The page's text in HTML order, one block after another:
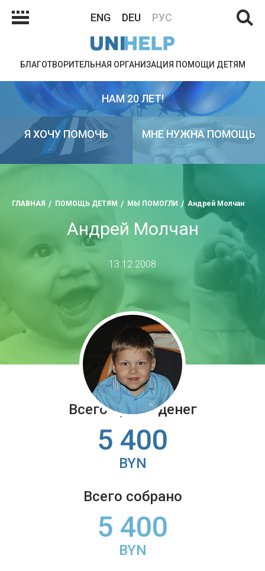
ENG DEU РУС
БЛАГОТВОРИТЕЛЬНАЯ ОРГАНИЗАЦИЯ ПОМОЩИ ДЕТЯМ
НАМ 20 ЛЕТ!
Я ХОЧУ ПОМОЧЬ МНЕ НУЖНА ПОМОЩЬ
ГЛАВНАЯ ПОМОЩЬ ДЕТЯМ МЫ ПОМОГЛИ Андрей Молчан
Андрей Молчан
13.12.2008
Всего нужно денег
5 400
BYN
Всего собрано
5 400
BYN